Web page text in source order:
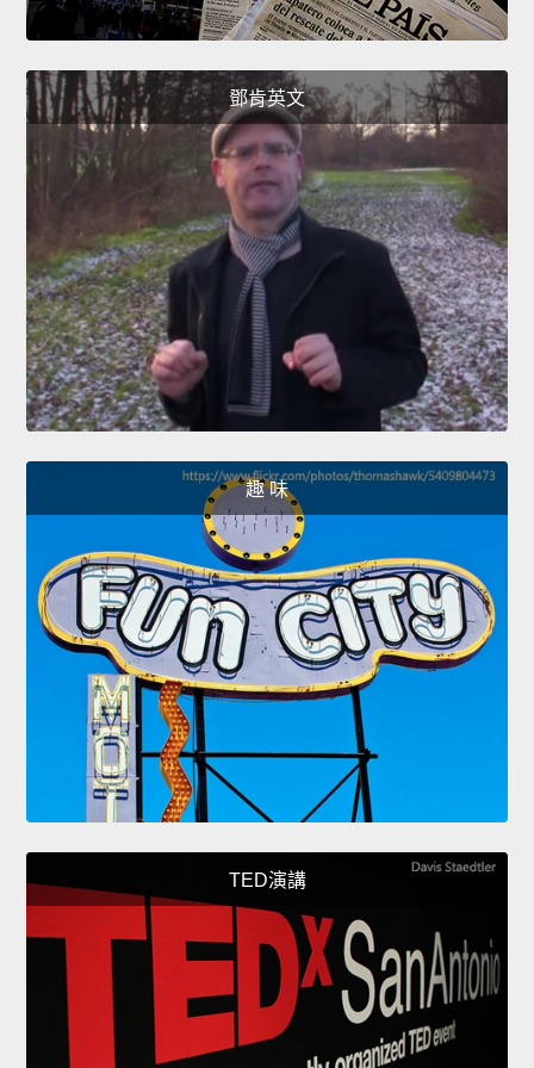
鄧肯英文
趣 味
TED演講